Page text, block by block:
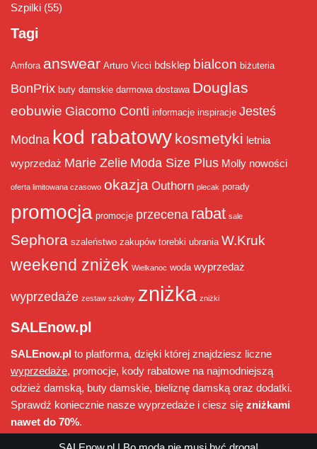
Szpilki (55)
Tagi
Amfora answear Arturo Vicci bdsklep bialcon biżuteria
BonPrix buty damskie darmowa dostawa Douglas
eobuwie Giacomo Conti informacje inspiracje Jesteś
Modna kod rabatowy kosmetyki letnia
wyprzedaż Marie Zelie Moda Size Plus Molly nowości
oferta limitowana czasowo okazja Outhorn plecak porady
promocja promocje przecena rabat sale
Sephora szaleństwo zakupów torebki ubrania W.Kruk
weekend zniżek Wielkanoc woda wyprzedaż
wyprzedaże zestaw szkolny zniżka zniżki
SALEnow.pl
SALEnow.pl to platforma, dzięki której znajdziesz liczne
wyprzedaże, promocje, kody rabatowe na najmodniejszą
odzież damską, buty damskie, bieliznę damską oraz dodatki.
Sprawdź koniecznie nasze wyprzedaże i ciesz się zniżkami
nawet do 70%.